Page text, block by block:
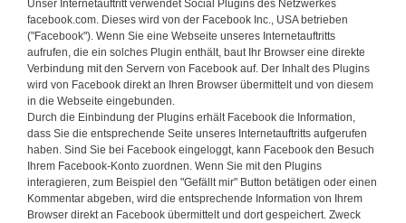
Unser Internetauftritt verwendet Social Plugins des Netzwerkes
facebook.com. Dieses wird von der Facebook Inc., USA betrieben
("Facebook"). Wenn Sie eine Webseite unseres Internetauftritts
aufrufen, die ein solches Plugin enthält, baut Ihr Browser eine direkte
Verbindung mit den Servern von Facebook auf. Der Inhalt des Plugins
wird von Facebook direkt an Ihren Browser übermittelt und von diesem
in die Webseite eingebunden.
Durch die Einbindung der Plugins erhält Facebook die Information,
dass Sie die entsprechende Seite unseres Internetauftritts aufgerufen
haben. Sind Sie bei Facebook eingeloggt, kann Facebook den Besuch
Ihrem Facebook-Konto zuordnen. Wenn Sie mit den Plugins
interagieren, zum Beispiel den "Gefällt mir" Button betätigen oder einen
Kommentar abgeben, wird die entsprechende Information von Ihrem
Browser direkt an Facebook übermittelt und dort gespeichert. Zweck